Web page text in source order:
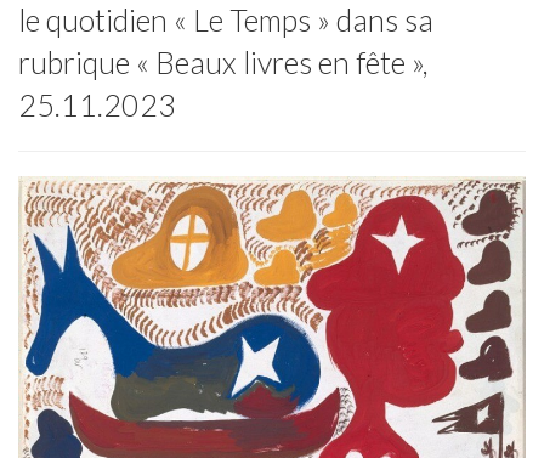
le quotidien « Le Temps » dans sa
rubrique « Beaux livres en fête »,
25.11.2023